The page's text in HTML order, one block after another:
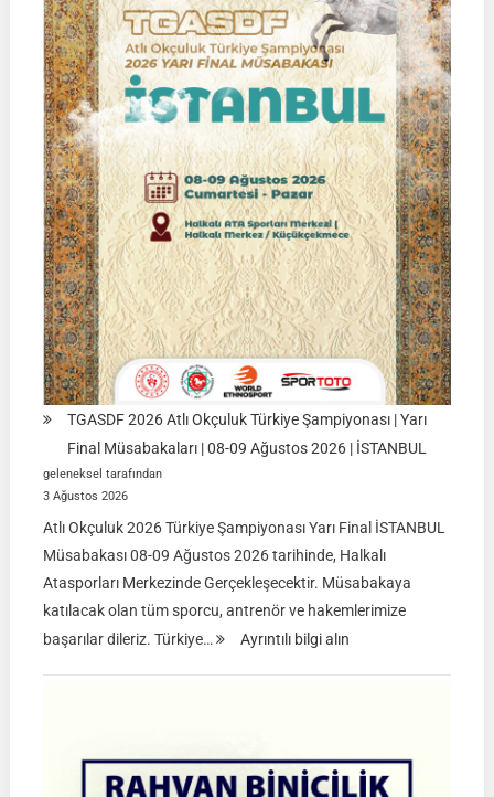
Müsabakası
15
Ağustos
2026
|
Ulupamir-
Erciş/VAN
TGASDF 2026 Atlı Okçuluk Türkiye Şampiyonası | Yarı
Final Müsabakaları | 08-09 Ağustos 2026 | İSTANBUL
geleneksel tarafından
3 Ağustos 2026
Atlı Okçuluk 2026 Türkiye Şampiyonası Yarı Final İSTANBUL
Müsabakası 08-09 Ağustos 2026 tarihinde, Halkalı
Atasporları Merkezinde Gerçekleşecektir. Müsabakaya
katılacak olan tüm sporcu, antrenör ve hakemlerimize
başarılar dileriz. Türkiye…
Ayrıntılı bilgi alın:
Türkiye